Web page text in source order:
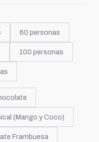
60 personas
100 personas
(Mango y Coco)
Frambuesa